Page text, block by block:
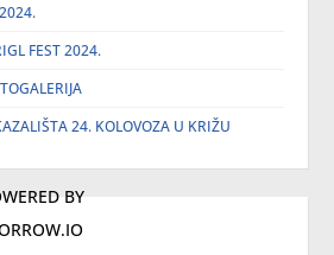
FEST 2024.
24. KOLOVOZA U KRIŽU